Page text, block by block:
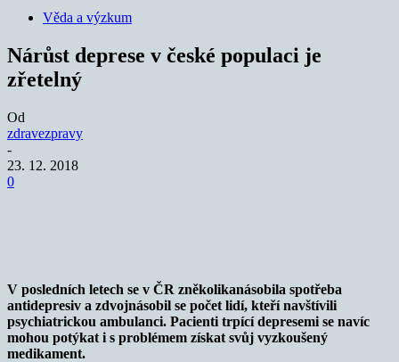
Věda a výzkum
Nárůst deprese v české populaci je
zřetelný
Od
zdravezpravy
-
23. 12. 2018
0
V posledních letech se v ČR zněkolikanásobila spotřeba
antidepresiv a zdvojnásobil se počet lidí, kteří navštívili
psychiatrickou ambulanci. Pacienti trpící depresemi se navíc
mohou potýkat i s problémem získat svůj vyzkoušený
medikament.